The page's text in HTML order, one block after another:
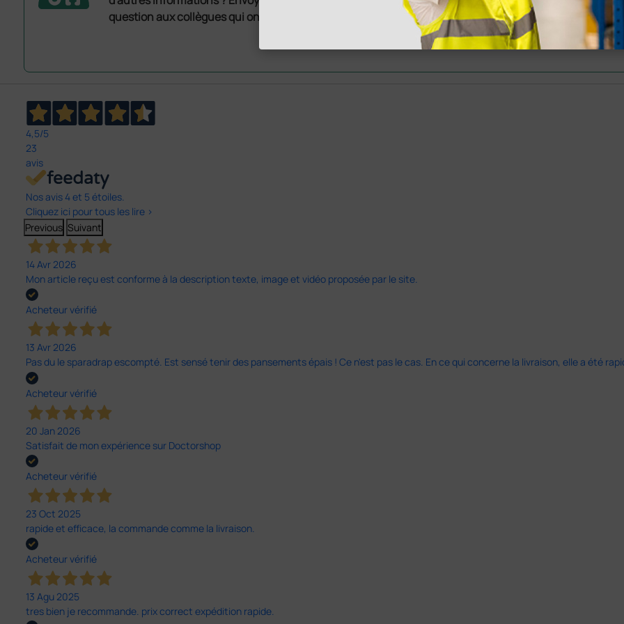
question aux collègues qui ont déjà acheté ce produit.
4,5/5
23
avis
Nos avis 4 et 5 étoiles.
Cliquez ici pour tous les lire >
Previous Suivant
14 Avr 2026
Mon article reçu est conforme à la description texte, image et vidéo proposée par le site.
Acheteur vérifié
13 Avr 2026
Pas du le sparadrap escompté. Est sensé tenir des pansements épais ! Ce n'est pas le cas. En ce qui concerne la livraison, elle a été
Acheteur vérifié
20 Jan 2026
Satisfait de mon expérience sur Doctorshop
Acheteur vérifié
23 Oct 2025
rapide et efficace, la commande comme la livraison.
Acheteur vérifié
13 Agu 2025
tres bien je recommande. prix correct expédition rapide.